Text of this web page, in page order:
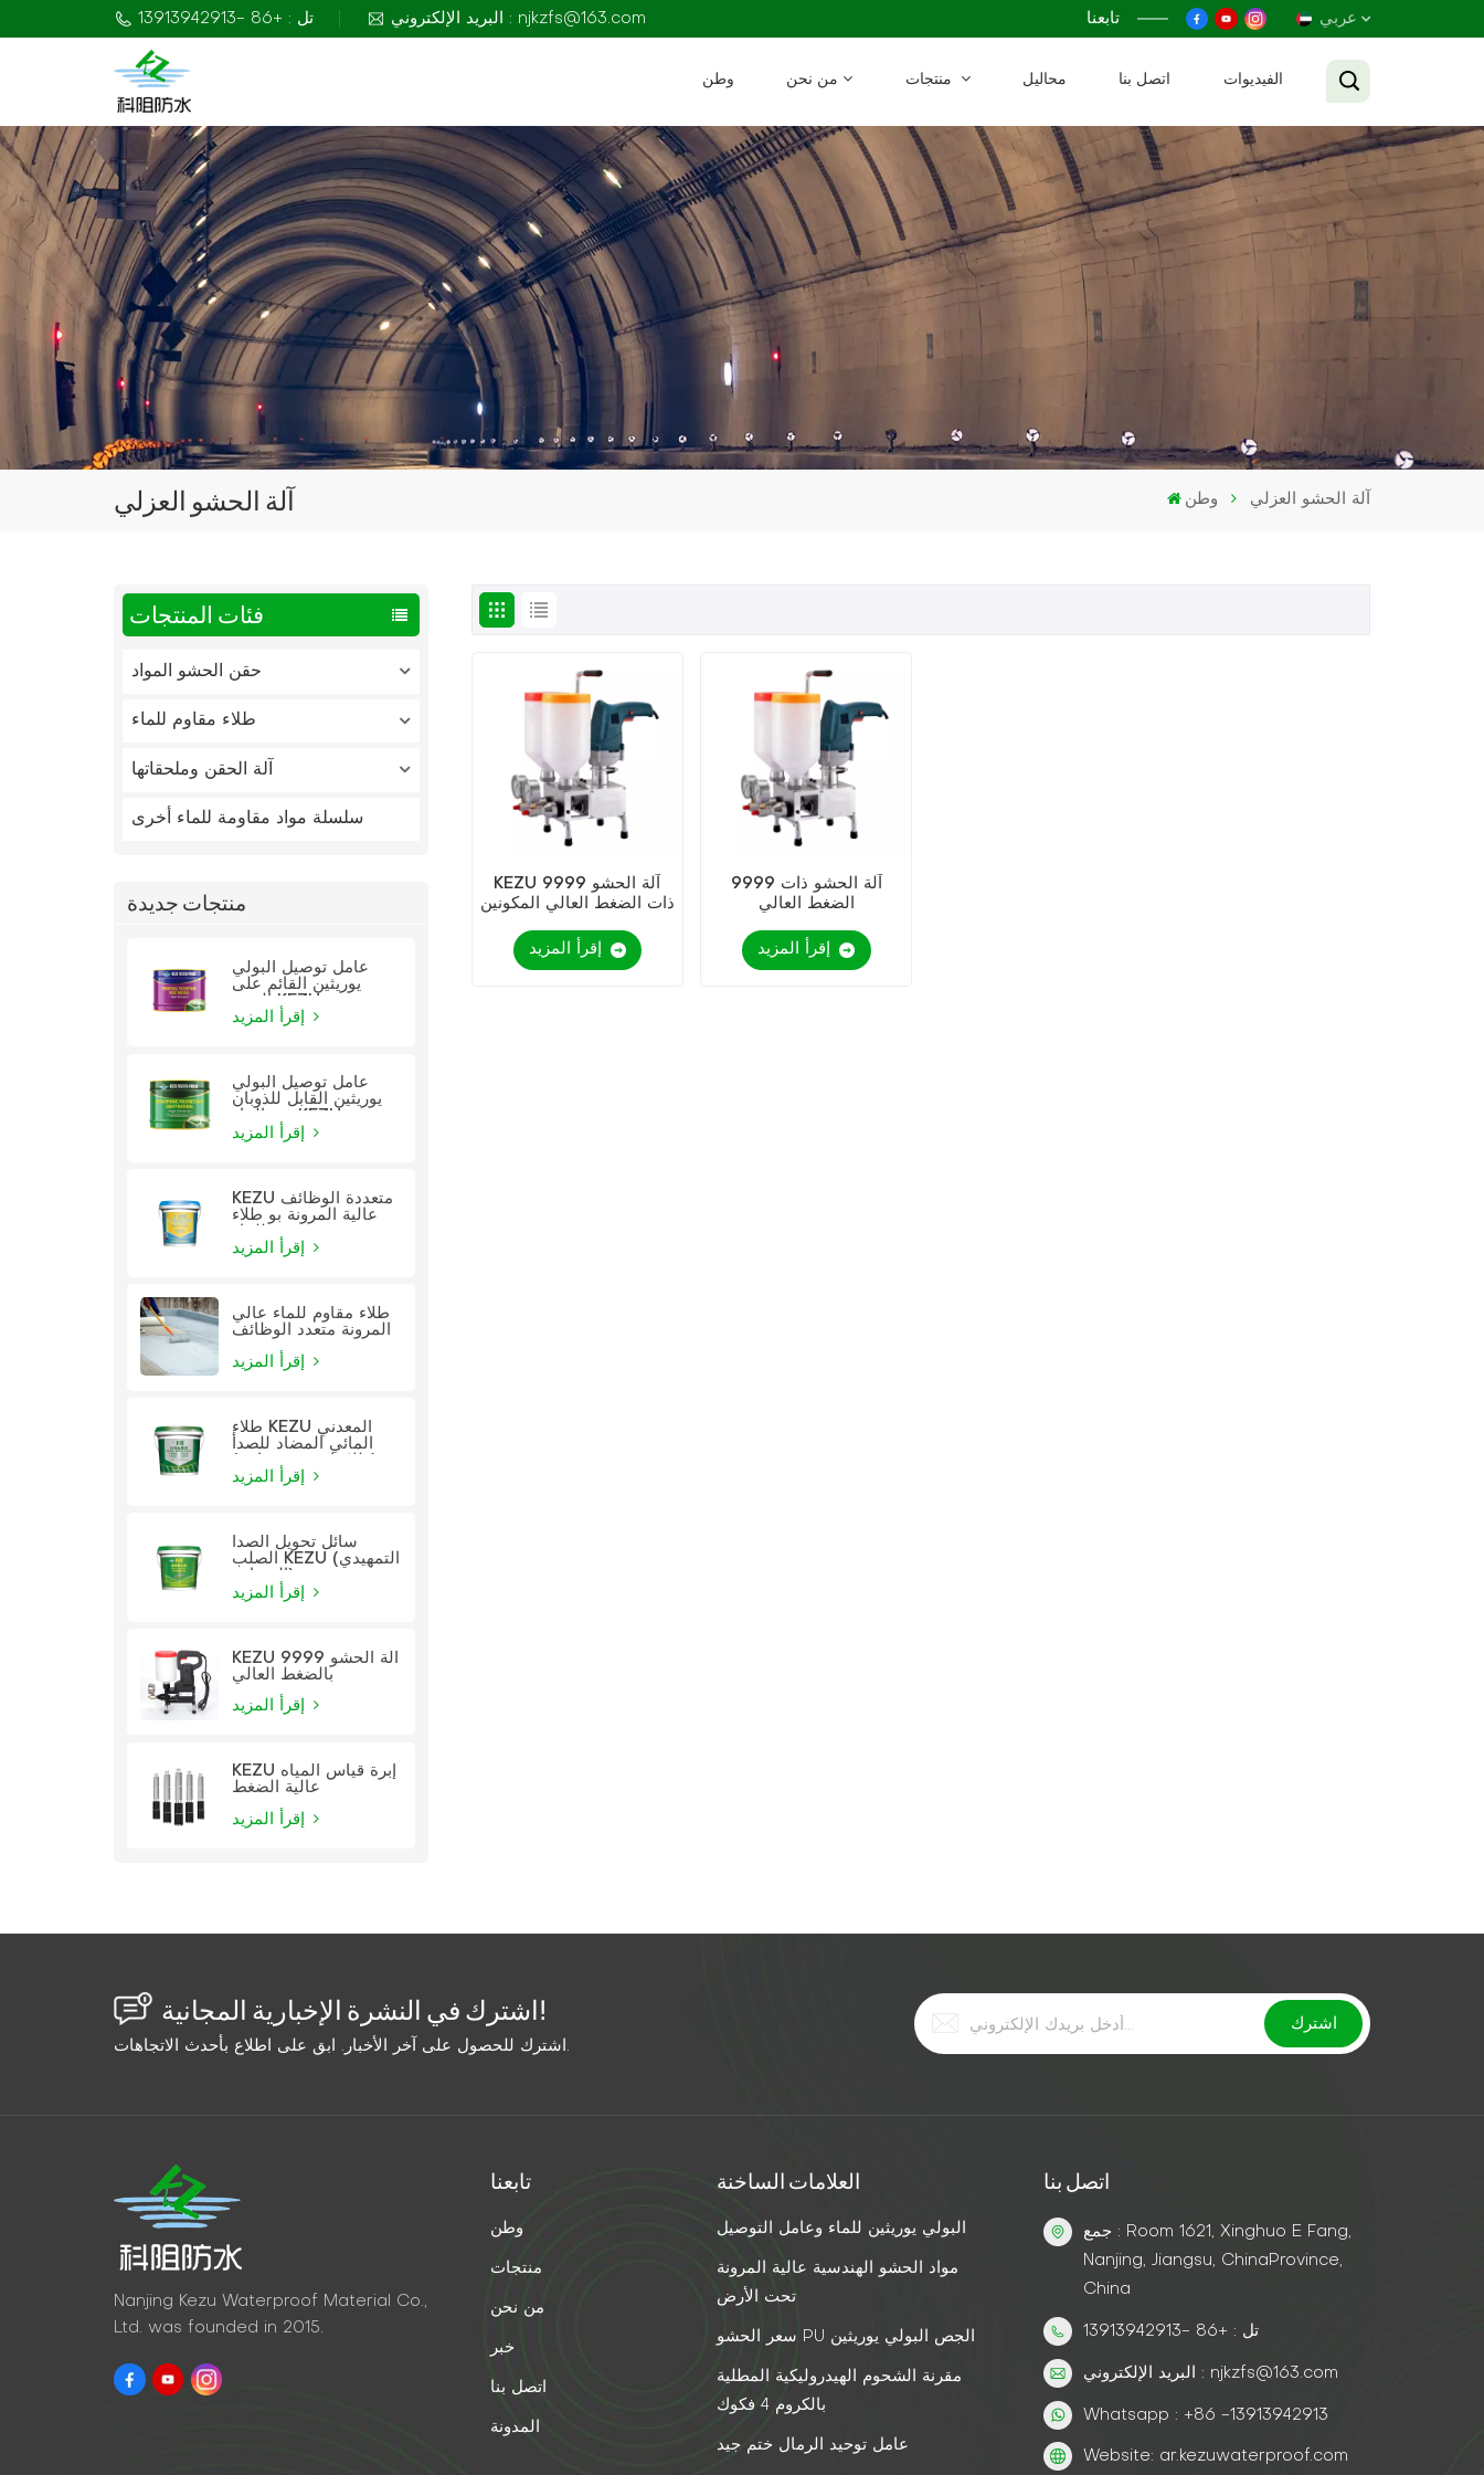
تل : +86 -13913942913 البريد الإلكتروني : njkzfs@163.com تابعنا عربي
Français
Русский
وطن من نحن محاليل اتصل بنا الفيديوات
آلة الحشو العزلي وطن آلة الحشو العزلي
فئات المنتجات
حقن الحشو المواد
طلاء مقاوم للماء
آلة الحقن وملحقاتها
سلسلة مواد مقاومة للماء أخرى
منتجات جديدة
عامل توصيل البولي
يوريثين القائم على
عامل توصيل البولي
يوريثين القابل للذوبان
KEZU متعددة الوظائف
عالية المرونة بو طلاء
طلاء مقاوم للماء عالي
المرونة متعدد الوظائف
طلاء KEZU المعدني
المائي المضاد للصدأ
سائل تحويل الصدأ
الصلب KEZU (التمهيدي
KEZU 9999 آلة الحشو
بالضغط العالي
KEZU إبرة قياس المياه
عالية الضغط
KEZU 9999 آلة الحشو
ذات الضغط العالي المكونين
إقرأ المزيد
9999 آلة الحشو ذات
الضغط العالي
إقرأ المزيد
اشترك في النشرة الإخبارية المجانية!
اشترك للحصول على آخر الأخبار. ابق على اطلاع بأحدث الاتجاهات.
Nanjing Kezu Waterproof Material Co.,
Ltd. was founded in 2015.
تابعنا
وطن
منتجات
من نحن
خبر
اتصل بنا
المدونة
العلامات الساخنة
البولي يوريثين للماء وعامل التوصيل
مواد الحشو الهندسية عالية المرونة
تحت الأرض
سعر الحشو PU الجص البولي يوريثين
مقرنة الشحوم الهيدروليكية المطلية
بالكروم 4 فكوك
عامل توحيد الرمال ختم جيد
اتصل بنا
جمع : Room 1621, Xinghuo E Fang,
Nanjing, Jiangsu, ChinaProvince,
China
تل : +86 -13913942913
البريد الإلكتروني : njkzfs@163.com
Whatsapp : +86 -13913942913
Website: ar.kezuwaterproof.com